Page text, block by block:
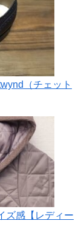
（チェット
ズ感【レディー